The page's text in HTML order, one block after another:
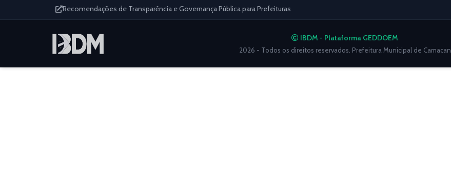
Recomendações de Transparência e Governança Pública para Prefeituras
IBDM - Plataforma GEDDOEM
2026 - Todos os direitos reservados. Prefeitura Municipal de Camacan